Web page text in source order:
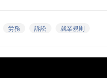
労務 訴訟 就業規則